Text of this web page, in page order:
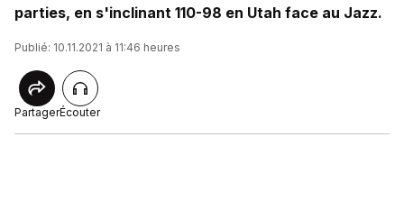
parties, en s'inclinant 110-98 en Utah face au Jazz.
Publié: 10.11.2021 à 11:46 heures
PartagerÉcouter